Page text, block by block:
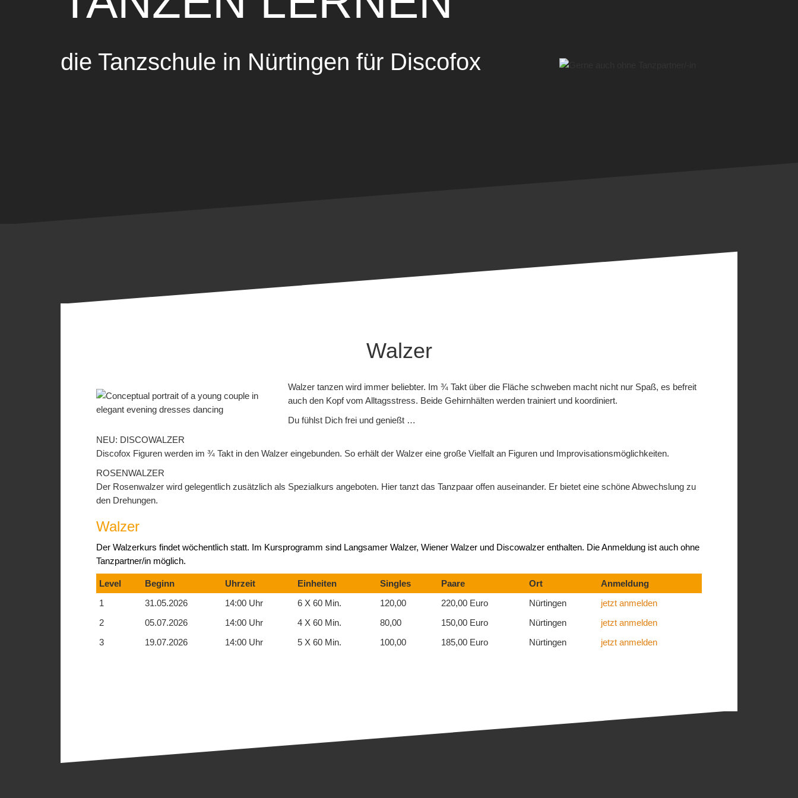
die Tanzschule in Nürtingen für Discofox
Walzer
Walzer tanzen wird immer beliebter. Im ¾ Takt über die Fläche schweben macht nicht nur Spaß, es befreit
auch den Kopf vom Alltagsstress. Beide Gehirnhälten werden trainiert und koordiniert.
Du fühlst Dich frei und genießt …
NEU: DISCOWALZER
Discofox Figuren werden im ¾ Takt in den Walzer eingebunden. So erhält der Walzer eine große Vielfalt an Figuren und Improvisationsmöglichkeiten.
ROSENWALZER
Der Rosenwalzer wird gelegentlich zusätzlich als Spezialkurs angeboten. Hier tanzt das Tanzpaar offen auseinander. Er bietet eine schöne Abwechslung zu
den Drehungen.
Walzer
Der Walzerkurs findet wöchentlich statt. Im Kursprogramm sind Langsamer Walzer, Wiener Walzer und Discowalzer enthalten. Die Anmeldung ist auch ohne
Tanzpartner/in möglich.
Level Beginn Uhrzeit Einheiten Singles Paare Ort
Anmeldung
1
31.05.2026 14:00 Uhr 6 X 60 Min. 120,00 220,00 Euro Nürtingen
jetzt anmelden
2
05.07.2026 14:00 Uhr 4 X 60 Min. 80,00 150,00 Euro Nürtingen
jetzt anmelden
3
19.07.2026 14:00 Uhr 5 X 60 Min. 100,00 185,00 Euro Nürtingen jetzt anmelden